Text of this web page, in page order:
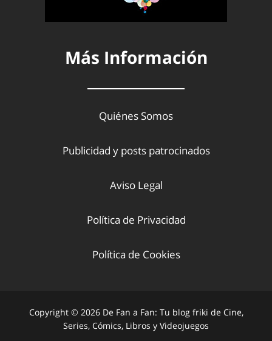
Más Información
Quiénes Somos
Publicidad y posts patrocinados
Aviso Legal
Política de Privacidad
Política de Cookies
Copyright © 2026 De Fan a Fan: Tu blog friki de Cine,
Series, Cómics, Libros y Videojuegos